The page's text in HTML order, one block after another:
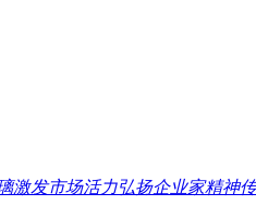
激发市场活力弘扬企业家精神